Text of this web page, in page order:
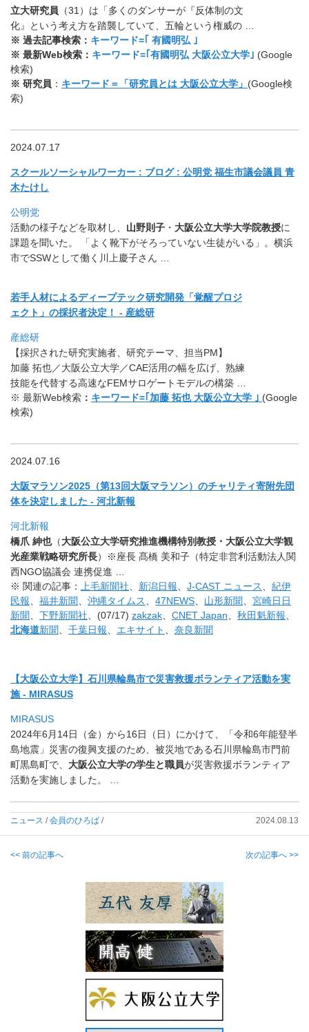
立大研究員 （31）は「多くのダンサーが『反体制の文
化』
という考え方を踏襲していて、五輪という権威の …
※ 過去記事検索： キーワード=｢ 有國明弘 ｣
※ 最新Web検索： キーワード=｢有國明弘 大阪公立大学｣ (Google
検索)
※ 研究員 ： キーワード＝「研究員とは 大阪公立大学」 (Google検
索)
2024.07.17
スクールソーシャルワーカー : ブログ : 公明党 福生市議会議員 青
木たけし
公明党
活動の様子などを取材し、 山野則子 ・ 大阪公立大学大学院教授に
課題を聞いた。 「よく靴下がそろっていない生徒がいる」。 横浜
市でSSWとして働く川上慶子さん …
若手人材によるディープテック研究開発「覚醒プロジ
ェクト」 の採択者決定！ - 産総研
産総研
【採択された研究実施者、研究テーマ、担当PM】
加藤 拓也／大阪公立大学／CAE活用の幅を広げ、熟練
技能を代替する高速なFEMサロゲートモデルの構築 …
※ 最新Web検索 ： キーワード=｢加藤 拓也 大阪公立大学 ｣ (Google
検索)
2024.07.16
大阪マラソン2025（第13回大阪マラソン） のチャリティ寄附先団
体を決定しました - 河北新報
河北新報
橋爪 紳也（大阪公立大学研究推進機構特別教授・大阪公立大学観
光産業戦略研究所長）※座長 髙橋 美和子（特定非営利活動法人関
西NGO協議会 連携促進 …
※ 関連の記事：
上毛新聞社 新潟日報 J-CAST ニュース
紀伊
民報
福井新聞 沖縄タイムス 47NEWS 山形新聞
宮崎日日
新聞
下野新聞社 、(07/17) zakzak CNET Japan 秋田魁新報
北海道新聞 千葉日報 エキサイト 奈良新聞
【大阪公立大学】石川県輪島市で災害救援ボランティア活動を実
施 - MIRASUS
MIRASUS
2024年6月14日（金）から16日（日）にかけて、「令和6年能登半
島地震」災害の復興支援のため、 被災地である石川県輪島市門前
町黒島町で、 大阪公立大学の学生と職員が災害救援ボランティア
活動を実施しました。
ニュース /会員のひろば / 2024.08.13
<< 前の記事へ 次の記事へ >>